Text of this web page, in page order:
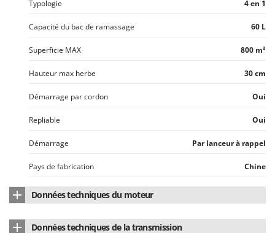
Typologie 4 en 1
Capacité du bac de ramassage 60 L
Superficie MAX 800 m²
Hauteur max herbe 30 cm
Démarrage par cordon Oui
Repliable Oui
Démarrage Par lanceur à rappel
Pays de fabrication Chine
Données techniques du moteur
Données techniques de la transmission